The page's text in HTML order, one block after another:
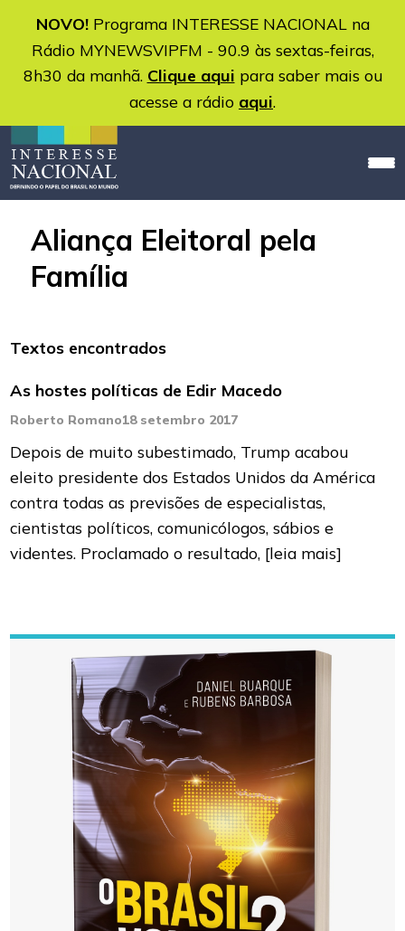
NOVO!Programa INTERESSE NACIONAL na
Rádio MYNEWSVIPFM - 90.9 às sextas-feiras,
8h30 da manhã. Clique aqui para saber mais ou
acesse a rádio aqui.
Aliança Eleitoral pela
Família
Textos encontrados
As hostes políticas de Edir Macedo
Roberto Romano18 setembro 2017
Depois de muito subestimado, Trump acabou
eleito presidente dos Estados Unidos da América
contra todas as previsões de especialistas,
cientistas políticos, comunicólogos, sábios e
videntes. Proclamado o resultado, [leia mais]